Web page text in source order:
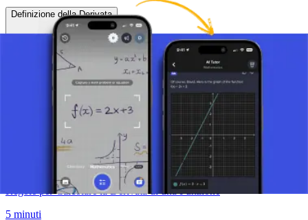
Definizione della Derivata
Cos'è una Derivata?
Regole di Derivazione
Regole per Calcolare la Derivata di una Funzione
5 minuti